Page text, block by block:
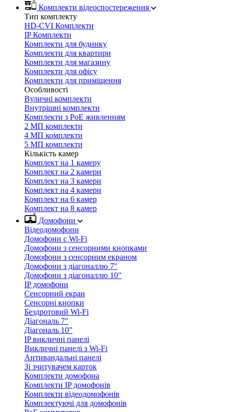
Комплекти відеоспостереження
Тип комплекту
HD-CVI Комплекти
IP Комплекти
Комплекти для будинку
Комплекти для квартири
Комплекти для магазину
Комплекти для офісу
Комплекти для приміщення
Особливості
Вуличні комплекти
Внутрішні комплекти
Комплекти з PoE живленням
2 МП комплекти
4 МП комплекти
5 МП комплекти
Кількість камер
Комплект на 1 камеру
Комплект на 2 камери
Комплект на 3 камери
Комплект на 4 камери
Комплект на 6 камер
Комплект на 8 камер
Домофони
Відеодомофони
Домофони с Wi-Fi
Домофони з сенсорними кнопками
Домофони з сенсорним екраном
Домофони з діагоналлю 7"
Домофони з діагоналлю 10"
IP домофони
Сенсорний екран
Сенсорні кнопки
Бездротовий Wi-Fi
Діагональ 7"
Діагональ 10"
IP викличні панелі
Викличні панелі з Wi-Fi
Антивандальні панелі
Зі зчитувачем карток
Комплекти домофона
Комплекти IP домофонів
Комплекти відеодомофонів
Комплектуючі для домофонів